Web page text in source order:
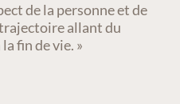
de la personne et de
allant du
fin de vie. »